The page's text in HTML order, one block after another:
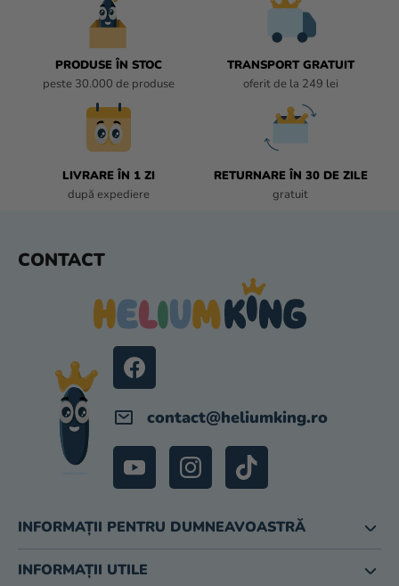
PRODUSE ÎN STOC
peste 30.000 de produse
TRANSPORT GRATUIT
oferit de la 249 lei
LIVRARE ÎN 1 ZI
după expediere
RETURNARE ÎN 30 DE ZILE
gratuit
CONTACT
contact@heliumking.ro
INFORMAȚII PENTRU DUMNEAVOASTRĂ
INFORMAȚII UTILE